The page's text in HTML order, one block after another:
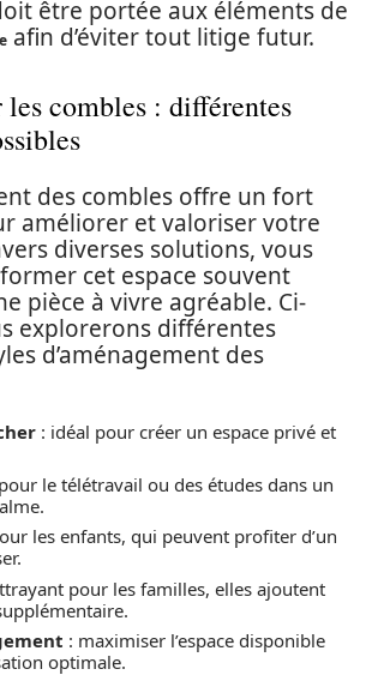
être portée aux éléments de
afin d’éviter tout litige futur.
les combles : différentes
des combles offre un fort
améliorer et valoriser votre
diverses solutions, vous
cet espace souvent
pièce à vivre agréable. Ci-
explorerons différentes
d’aménagement des
: idéal pour créer un espace privé et
le télétravail ou des études dans un
les enfants, qui peuvent profiter d’un
pour les familles, elles ajoutent
: maximiser l’espace disponible
optimale.